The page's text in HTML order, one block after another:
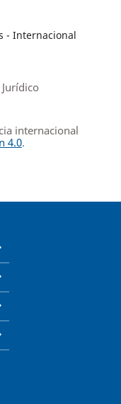
- Internacional
internacional
4.0.